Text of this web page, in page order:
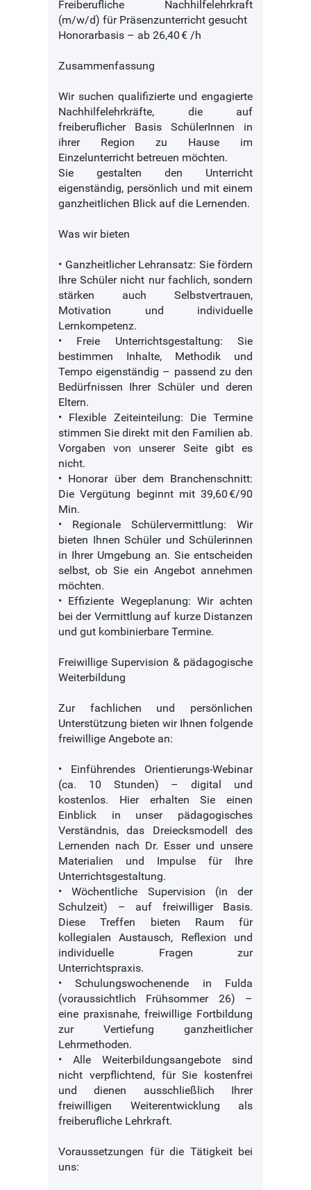
Freiberufliche Nachhilfelehrkraft
(m/w/d) für Präsenzunterricht gesucht
Honorarbasis – ab 26,40 € /h
Zusammenfassung
Wir suchen qualifizierte und engagierte
Nachhilfelehrkräfte, die auf
freiberuflicher Basis SchülerInnen in
ihrer Region zu Hause im
Einzelunterricht betreuen möchten.
Sie gestalten den Unterricht
eigenständig, persönlich und mit einem
ganzheitlichen Blick auf die Lernenden.
Was wir bieten
• Ganzheitlicher Lehransatz: Sie fördern
Ihre Schüler nicht nur fachlich, sondern
stärken auch Selbstvertrauen,
Motivation und individuelle
Lernkompetenz.
• Freie Unterrichtsgestaltung: Sie
bestimmen Inhalte, Methodik und
Tempo eigenständig – passend zu den
Bedürfnissen Ihrer Schüler und deren
Eltern.
• Flexible Zeiteinteilung: Die Termine
stimmen Sie direkt mit den Familien ab.
Vorgaben von unserer Seite gibt es
nicht.
• Honorar über dem Branchenschnitt:
Die Vergütung beginnt mit 39,60 €/90
Min.
• Regionale Schülervermittlung: Wir
bieten Ihnen Schüler und Schülerinnen
in Ihrer Umgebung an. Sie entscheiden
selbst, ob Sie ein Angebot annehmen
möchten.
• Effiziente Wegeplanung: Wir achten
bei der Vermittlung auf kurze Distanzen
und gut kombinierbare Termine.
Freiwillige Supervision & pädagogische
Weiterbildung
Zur fachlichen und persönlichen
Unterstützung bieten wir Ihnen folgende
freiwillige Angebote an:
• Einführendes Orientierungs-Webinar
(ca. 10 Stunden) – digital und
kostenlos. Hier erhalten Sie einen
Einblick in unser pädagogisches
Verständnis, das Dreiecksmodell des
Lernenden nach Dr. Esser und unsere
Materialien und Impulse für Ihre
Unterrichtsgestaltung.
• Wöchentliche Supervision (in der
Schulzeit) – auf freiwilliger Basis.
Diese Treffen bieten Raum für
kollegialen Austausch, Reflexion und
individuelle Fragen zur
Unterrichtspraxis.
• Schulungswochenende in Fulda
(voraussichtlich Frühsommer 26) –
eine praxisnahe, freiwillige Fortbildung
zur Vertiefung ganzheitlicher
Lehrmethoden.
• Alle Weiterbildungsangebote sind
nicht verpflichtend, für Sie kostenfrei
und dienen ausschließlich Ihrer
freiwilligen Weiterentwicklung als
freiberufliche Lehrkraft.
Voraussetzungen für die Tätigkeit bei
uns: